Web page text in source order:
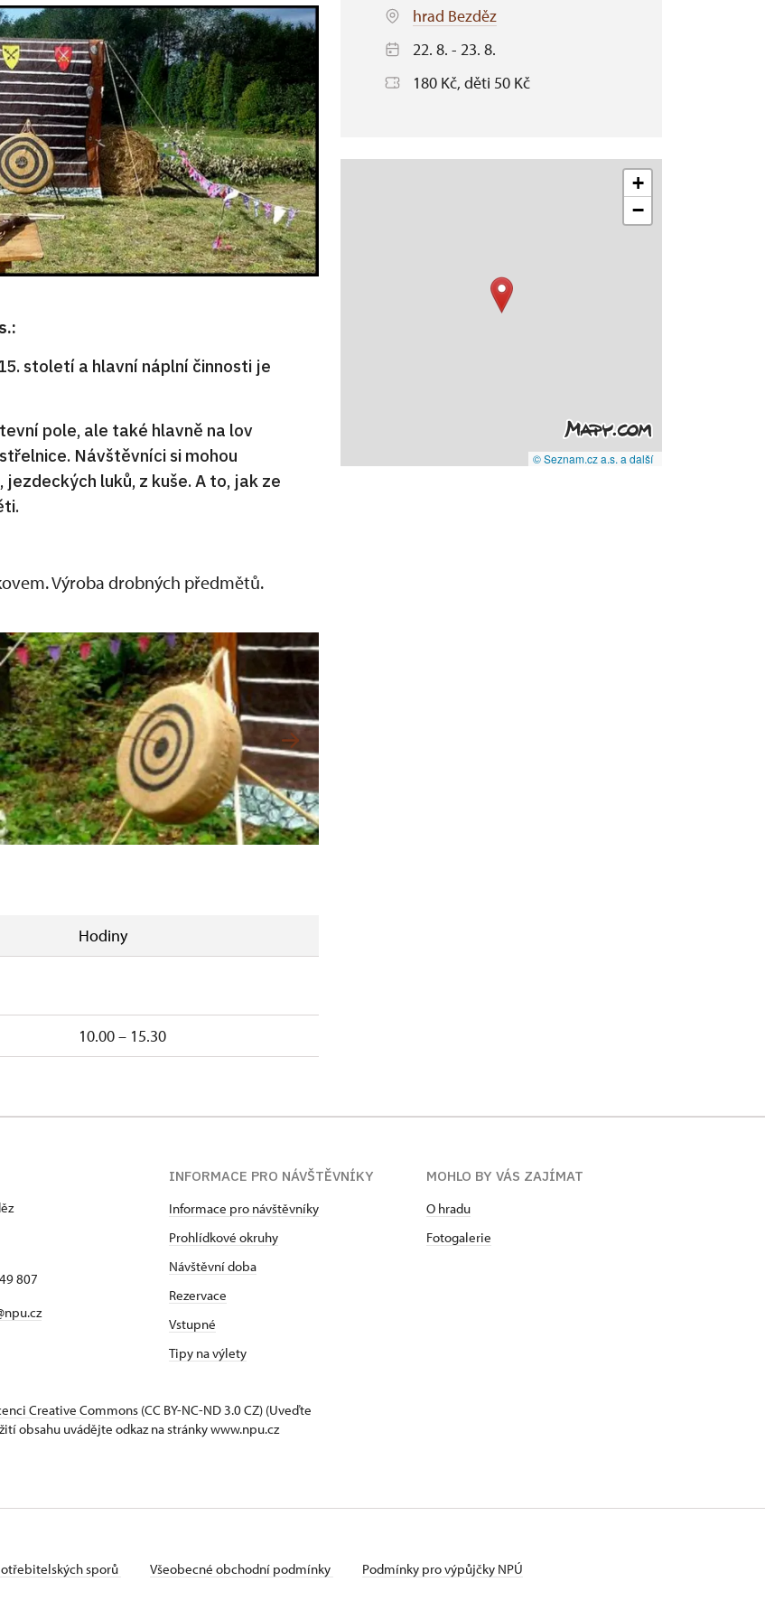
století a hlavní náplní činnosti je
pole, ale také hlavně na lov
Návštěvníci si mohou
luků, z kuše. A to, jak ze
Výroba drobných předmětů.
Hodiny
10.00 – 15.30
hrad Bezděz
22. 8. - 23. 8.
180 Kč, děti 50 Kč
+
−
© Seznam.cz a.s. a další
807
INFORMACE PRO NÁVŠTĚVNÍKY
Informace pro návštěvníky
Prohlídkové okruhy
Návštěvní doba
Rezervace
Vstupné
Tipy na výlety
MOHLO BY VÁS ZAJÍMAT
O hradu
Fotogalerie
Creative Commons (CC BY-NC-ND 3.0 CZ) (Uveďte
obsahu uvádějte odkaz na stránky www.npu.cz
sporů Všeobecné obchodní podmínky
Podmínky pro výpůjčky NPÚ